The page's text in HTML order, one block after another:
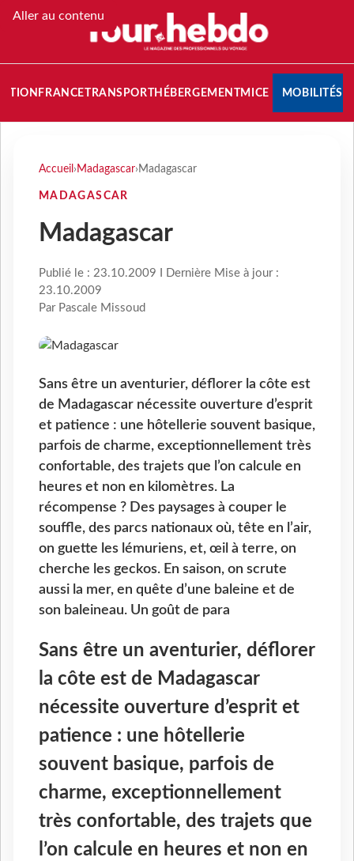
Aller au contenu
FRANCETRANSPORT HÉBERGEMENTMICE MOBILITÉS
Accueil › Madagascar› Madagascar
MADAGASCAR
Madagascar
Publié le : 23.10.2009 I Dernière Mise à jour :
23.10.2009
Par Pascale Missoud
Sans être un aventurier, déflorer la côte est
de Madagascar nécessite ouverture d’esprit
et patience : une hôtellerie souvent basique,
parfois de charme, exceptionnellement très
confortable, des trajets que l’on calcule en
heures et non en kilomètres. La
récompense ? Des paysages à couper le
souffle, des parcs nationaux où, tête en l’air,
on guette les lémuriens, et, œil à terre, on
cherche les geckos. En saison, on scrute
aussi la mer, en quête d’une baleine et de
son baleineau. Un goût de para
Sans être un aventurier, déflorer
la côte est de Madagascar
nécessite ouverture d’esprit et
patience : une hôtellerie
souvent basique, parfois de
charme, exceptionnellement
très confortable, des trajets que
l’on calcule en heures et non en